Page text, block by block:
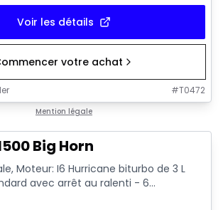
Voir les détails
votre achat
#T0472
Mention légale
Big Horn
Moteur: I6 Hurricane biturbo de 3 L
avec arrêt au ralenti - 6...